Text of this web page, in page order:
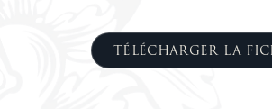
TÉLÉCHARGER LA